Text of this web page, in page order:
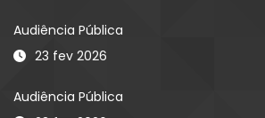
Audiência Pública
23 fev 2026
Audiência Pública